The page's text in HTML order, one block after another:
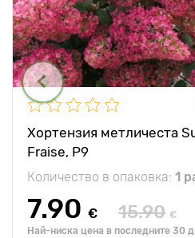
Хортензия метличеста
Fraise, P9
Количество в опаковка: 1
7.90 € 15.90 €
Най-ниска цена в последните 30